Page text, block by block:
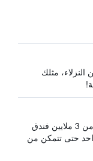
النزلاء، مثلك
يبحث HotelsCombined في أكثر من 3 ملايين فندق
حتى تتمكن من